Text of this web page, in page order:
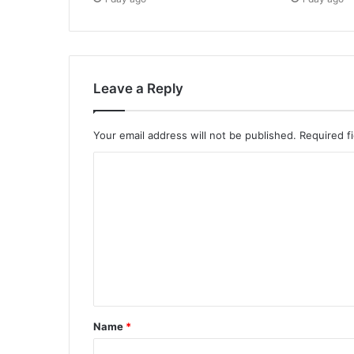
Leave a Reply
Your email address will not be published. Required
Name *